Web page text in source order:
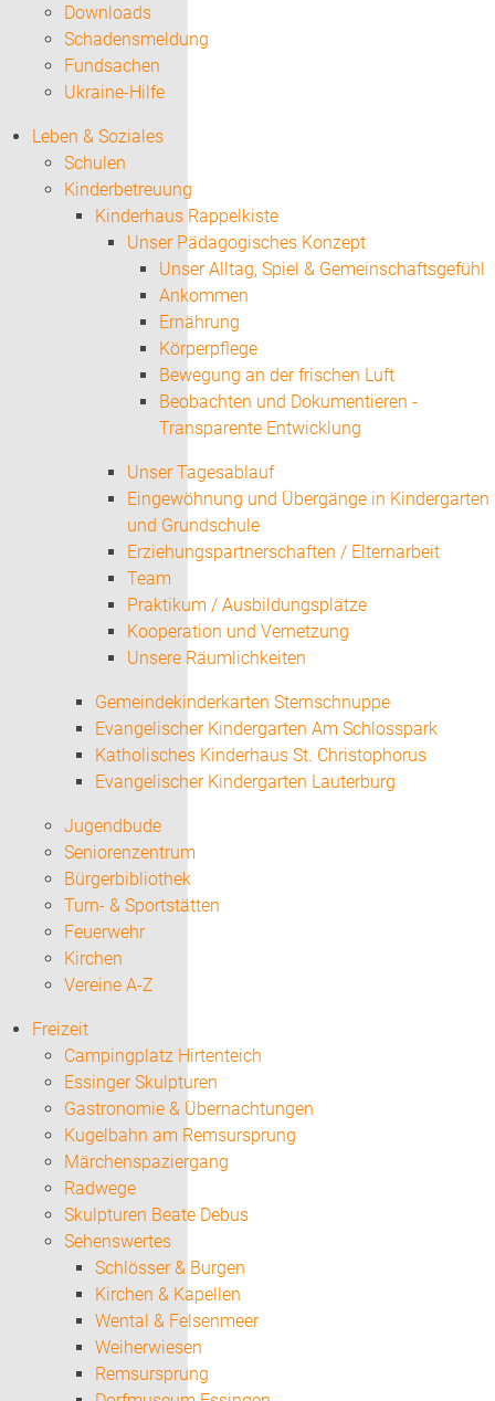
Downloads
Schadensmeldung
Fundsachen
Ukraine-Hilfe
Leben & Soziales
Schulen
Kinderbetreuung
Kinderhaus Rappelkiste
Unser Pädagogisches Konzept
Unser Alltag, Spiel & Gemeinschaftsgefühl
Ankommen
Ernährung
Körperpflege
Bewegung an der frischen Luft
Beobachten und Dokumentieren -
Transparente Entwicklung
Unser Tagesablauf
Eingewöhnung und Übergänge in Kindergarten
und Grundschule
Erziehungspartnerschaften / Elternarbeit
Team
Praktikum / Ausbildungsplätze
Kooperation und Vernetzung
Unsere Räumlichkeiten
Gemeindekinderkarten Sternschnuppe
Evangelischer Kindergarten Am Schlosspark
Katholisches Kinderhaus St. Christophorus
Evangelischer Kindergarten Lauterburg
Jugendbude
Seniorenzentrum
Bürgerbibliothek
Turn- & Sportstätten
Feuerwehr
Kirchen
Vereine A-Z
Freizeit
Campingplatz Hirtenteich
Essinger Skulpturen
Gastronomie & Übernachtungen
Kugelbahn am Remsursprung
Märchenspaziergang
Radwege
Skulpturen Beate Debus
Sehenswertes
Schlösser & Burgen
Kirchen & Kapellen
Wental & Felsenmeer
Weiherwiesen
Remsursprung